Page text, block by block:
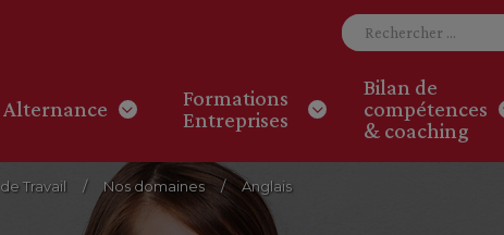
Alternance
Formations
Entreprises
Bilan de
compétences
& coaching
Travail Nos domaines Anglais